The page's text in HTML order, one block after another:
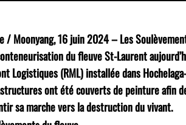
/ Moonyang, 16 juin 2024 – Les
du fleuve St-Laurent
Logistiques (RML) installée dans
ont été couverts de peinture afin
sa marche vers la destruction du vivant.